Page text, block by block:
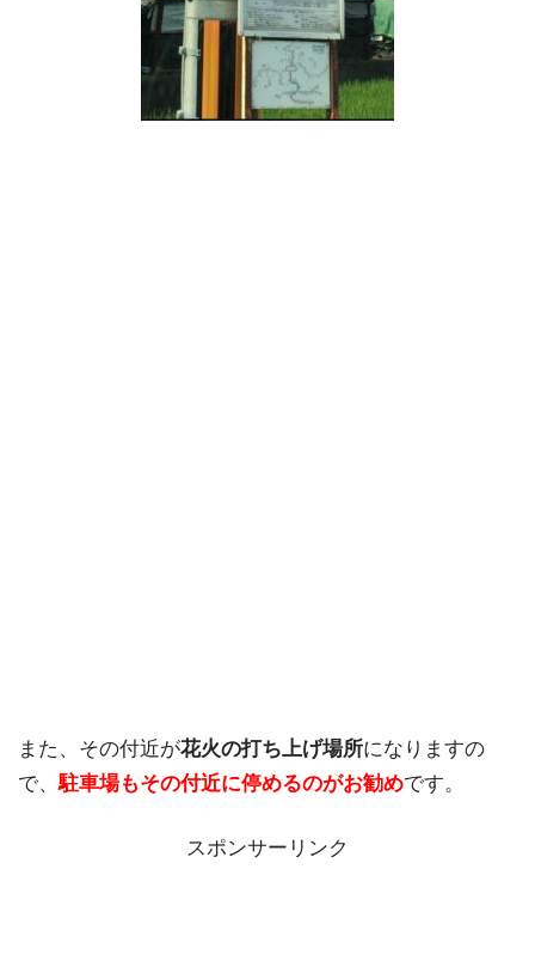
また、その付近が花火の打ち上げ場所になりますの
で、駐車場もその付近に停めるのがお勧めです。
スポンサーリンク